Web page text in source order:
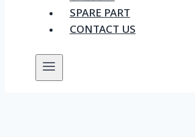
SPARE PART
CONTACT US